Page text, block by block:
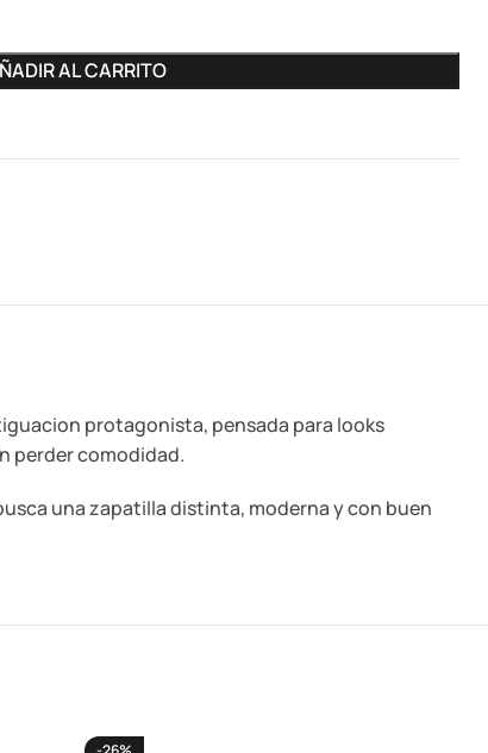
AL CARRITO
protagonista, pensada para looks
perder comodidad.
una zapatilla distinta, moderna y con buen